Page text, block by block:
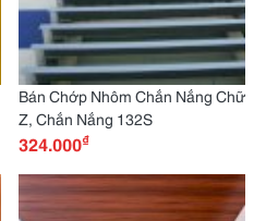
Bán Chớp Nhôm Chắn Nắng Chữ
Z, Chắn Nắng 132S
324.000₫